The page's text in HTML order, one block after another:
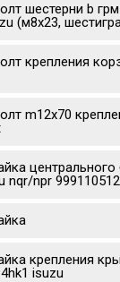
шестерни b
(м8х23,
крепления
m12x70
nqr/npr
крепления
isuzu